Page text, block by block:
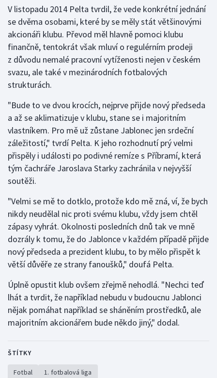
Házená
Jezdectví
Judo
Krasobruslení
Lezení
Lyže a snowboard
Moderní pětiboj
Motorsport
Olympijské hry
Parasport
Plavání
Ragby
Rychlobruslení
Short track
V listopadu 2014 Pelta tvrdil, že vede konkrétní jednání
se dvěma osobami, které by se měly stát většinovými
akcionáři klubu. Převod měl hlavně pomoci klubu
finančně, tentokrát však mluví o regulérním prodeji
z důvodu nemalé pracovní vytíženosti nejen v českém
svazu, ale také v mezinárodních fotbalových
strukturách.
"Bude to ve dvou krocích, nejprve přijde nový předseda
a až se aklimatizuje v klubu, stane se i majoritním
vlastníkem. Pro mě už zůstane Jablonec jen srdeční
záležitostí," tvrdí Pelta. K jeho rozhodnutí prý velmi
přispěly i události po podivné remíze s Příbramí, která
tým čachráře Jaroslava Starky zachránila v nejvyšší
soutěži.
"Velmi se mě to dotklo, protože kdo mě zná, ví, že bych
nikdy neudělal nic proti svému klubu, vždy jsem chtěl
zápasy vyhrát. Okolnosti posledních dnů tak ve mně
dozrály k tomu, že do Jablonce v každém případě přijde
nový předseda a prezident klubu, to by mělo přispět k
větší důvěře ze strany fanoušků," doufá Pelta.
Úplně opustit klub ovšem zřejmě nehodlá. "Nechci teď
lhát a tvrdit, že například nebudu v budoucnu Jablonci
nějak pomáhat například se sháněním prostředků, ale
majoritním akcionářem bude někdo jiný," dodal.
ŠTÍTKY
Fotbal 1. fotbalová liga